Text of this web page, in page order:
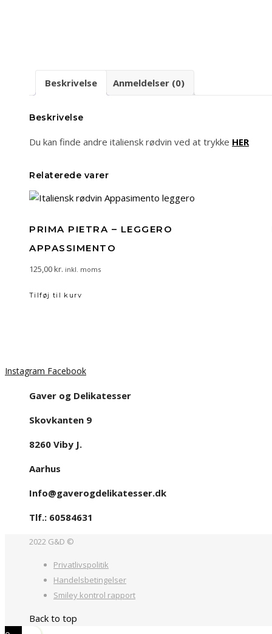
Beskrivelse Anmeldelser (0)
Beskrivelse
Du kan finde andre italiensk rødvin ved at trykke HER
Relaterede varer
PRIMA PIETRA – LEGGERO
APPASSIMENTO
125,00kr. inkl. moms
Tilføj til kurv
Instagram Facebook
Gaver og Delikatesser
Skovkanten 9
8260 Viby J.
Aarhus
Info@gaverogdelikatesser.dk
Tlf.: 60584631
2022 G&D ©
Privatlivspolitik
Handelsbetingelser
Smiley kontrol rapport
Back to top